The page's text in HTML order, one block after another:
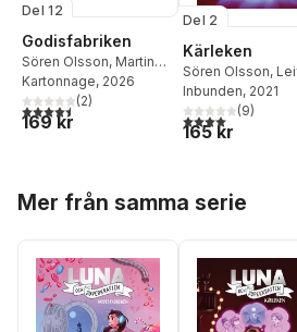
Del 12
Godisfabriken
Sören Olsson, Martin
Svensson,Leif
Eriksson
Kartonnage, 2026
4,5utav 5 stjärnor. Totalt antal röster:
(2)
169 kr
Del 2
Kärleken
Sören Olsson,
Eriksson,Martin
Svensson
Inbunden, 2021
4,0utav 5(9)
165 kr
Mer från samma serie